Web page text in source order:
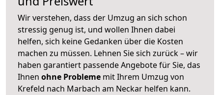
Wir verstehen, dass der Umzug an sich schon
stressig genug ist, und wollen Ihnen dabei
helfen, sich keine Gedanken über die Kosten
machen zu müssen. Lehnen Sie sich zurück – wir
haben garantiert passende Angebote für Sie, das
Ihnen ohne Probleme mit Ihrem Umzug von
Krefeld nach Marbach am Neckar helfen kann.